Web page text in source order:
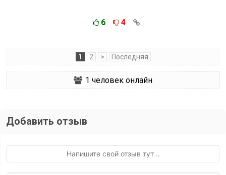
6 4
1 2 > Последняя
1 человек онлайн
Добавить отзыв